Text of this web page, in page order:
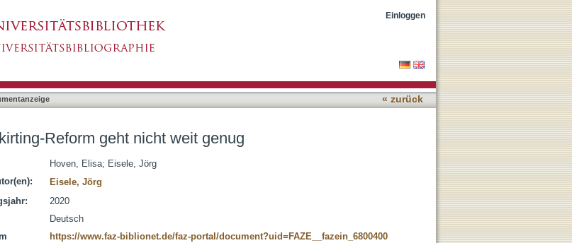
Einloggen
« zurück
Reform geht nicht weit genug
Hoven, Elisa; Eisele, Jörg
Eisele, Jörg
2020
Deutsch
https://www.faz-biblionet.de/faz-portal/document?uid=FAZE__fazein_6800400